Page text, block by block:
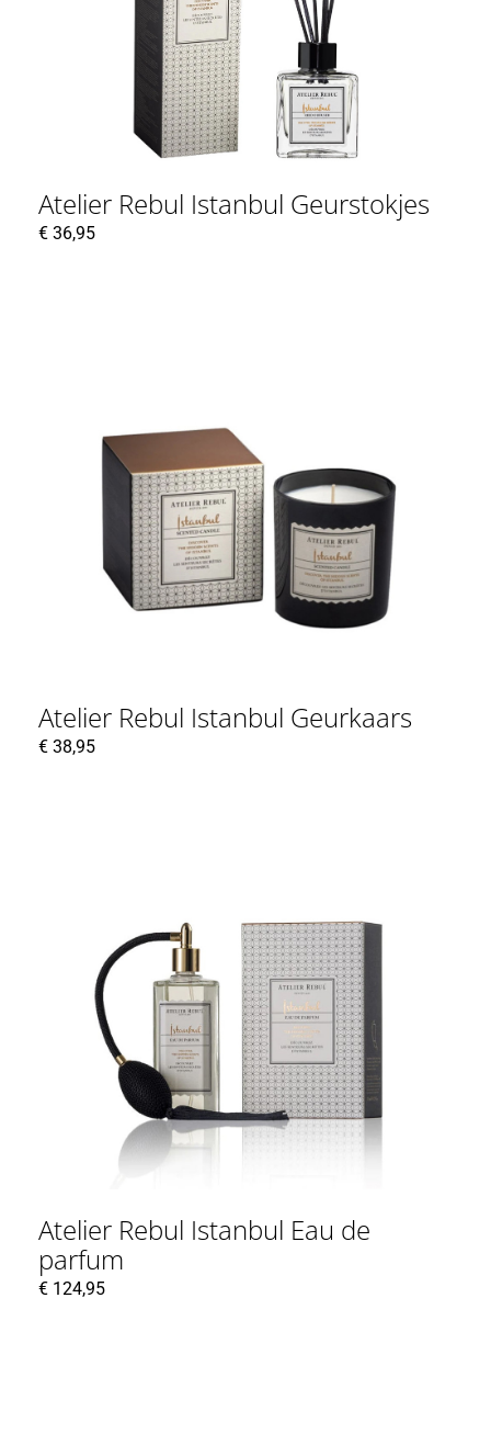
Atelier Rebul Istanbul Geurstokjes
€ 36,95
Atelier Rebul Istanbul Geurkaars
€ 38,95
Atelier Rebul Istanbul Eau de
parfum
€ 124,95